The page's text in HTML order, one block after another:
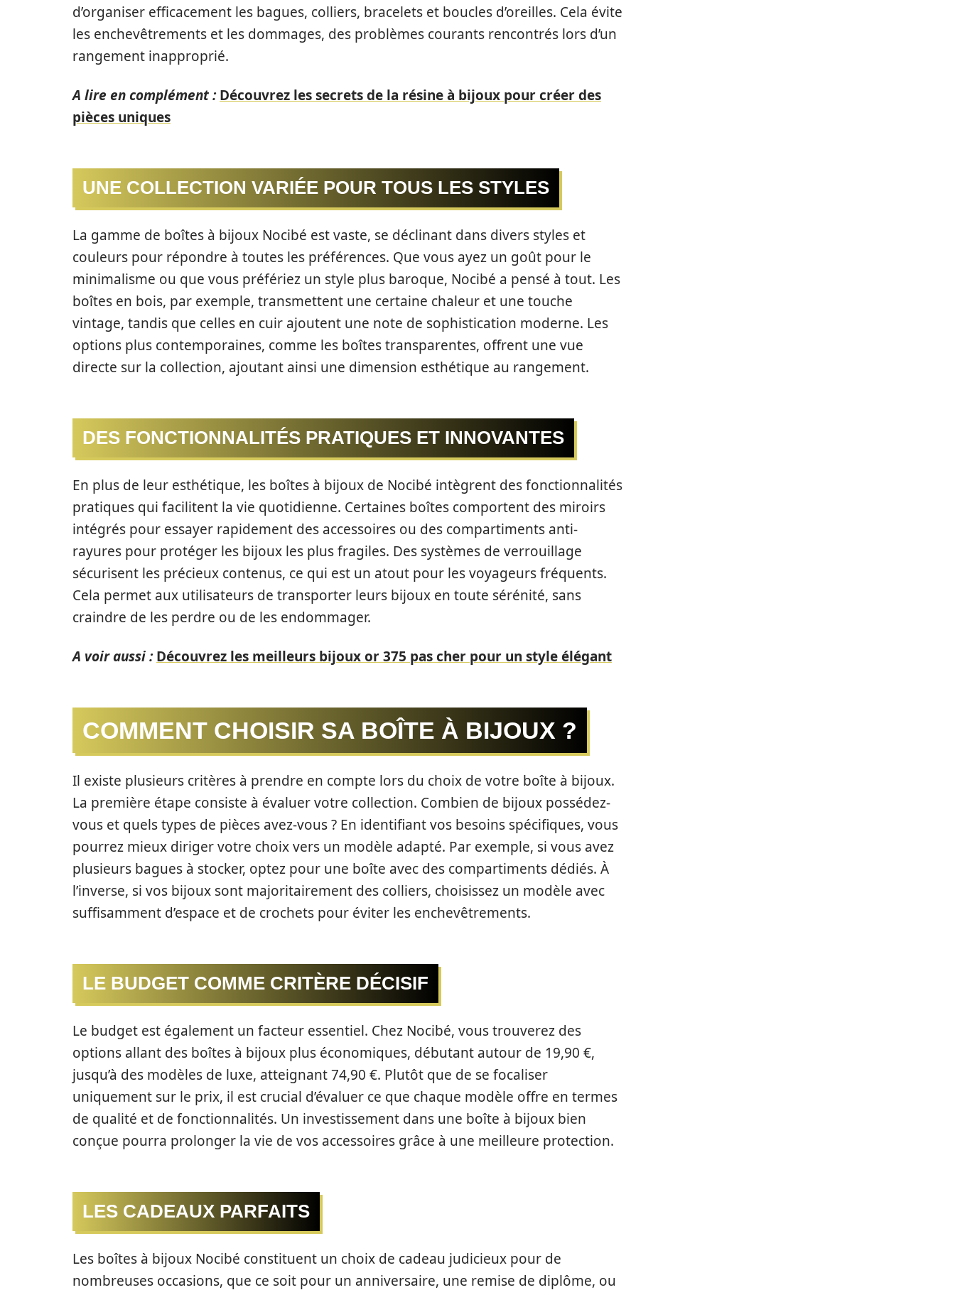
d’organiser efficacement les bagues, colliers, bracelets et boucles d’oreilles. Cela évite
les enchevêtrements et les dommages, des problèmes courants rencontrés lors d’un
rangement inapproprié.
A lire en complément : Découvrez les secrets de la résine à bijoux pour créer des
pièces uniques
UNE COLLECTION VARIÉE POUR TOUS LES STYLES
La gamme de boîtes à bijoux Nocibé est vaste, se déclinant dans divers styles et
couleurs pour répondre à toutes les préférences. Que vous ayez un goût pour le
minimalisme ou que vous préfériez un style plus baroque, Nocibé a pensé à tout. Les
boîtes en bois, par exemple, transmettent une certaine chaleur et une touche
vintage, tandis que celles en cuir ajoutent une note de sophistication moderne. Les
options plus contemporaines, comme les boîtes transparentes, offrent une vue
directe sur la collection, ajoutant ainsi une dimension esthétique au rangement.
DES FONCTIONNALITÉS PRATIQUES ET INNOVANTES
En plus de leur esthétique, les boîtes à bijoux de Nocibé intègrent des fonctionnalités
pratiques qui facilitent la vie quotidienne. Certaines boîtes comportent des miroirs
intégrés pour essayer rapidement des accessoires ou des compartiments anti-
rayures pour protéger les bijoux les plus fragiles. Des systèmes de verrouillage
sécurisent les précieux contenus, ce qui est un atout pour les voyageurs fréquents.
Cela permet aux utilisateurs de transporter leurs bijoux en toute sérénité, sans
craindre de les perdre ou de les endommager.
A voir aussi : Découvrez les meilleurs bijoux or 375 pas cher pour un style élégant
COMMENT CHOISIR SA BOÎTE À BIJOUX ?
Il existe plusieurs critères à prendre en compte lors du choix de votre boîte à bijoux.
La première étape consiste à évaluer votre collection. Combien de bijoux possédez-
vous et quels types de pièces avez-vous ? En identifiant vos besoins spécifiques, vous
pourrez mieux diriger votre choix vers un modèle adapté. Par exemple, si vous avez
plusieurs bagues à stocker, optez pour une boîte avec des compartiments dédiés. À
l’inverse, si vos bijoux sont majoritairement des colliers, choisissez un modèle avec
suffisamment d’espace et de crochets pour éviter les enchevêtrements.
LE BUDGET COMME CRITÈRE DÉCISIF
Le budget est également un facteur essentiel. Chez Nocibé, vous trouverez des
options allant des boîtes à bijoux plus économiques, débutant autour de 19,90 €,
jusqu’à des modèles de luxe, atteignant 74,90 €. Plutôt que de se focaliser
uniquement sur le prix, il est crucial d’évaluer ce que chaque modèle offre en termes
de qualité et de fonctionnalités. Un investissement dans une boîte à bijoux bien
conçue pourra prolonger la vie de vos accessoires grâce à une meilleure protection.
LES CADEAUX PARFAITS
Les boîtes à bijoux Nocibé constituent un choix de cadeau judicieux pour de
nombreuses occasions, que ce soit pour un anniversaire, une remise de diplôme, ou